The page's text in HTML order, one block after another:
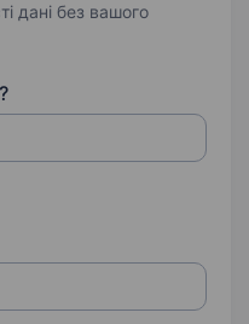
дані без вашого